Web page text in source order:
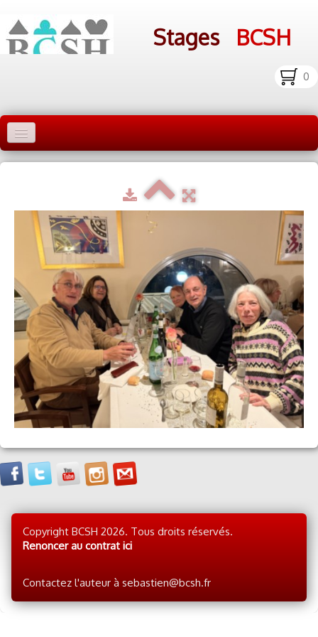
Stages BCSH
0
Accueil Stages
Infos pratiques
Photos ▼
bcsh.fr
Inscription aux stages
Copyright BCSH 2026. Tous droits réservés.
Renoncer au contrat ici
Contactez l'auteur à sebastien@bcsh.fr